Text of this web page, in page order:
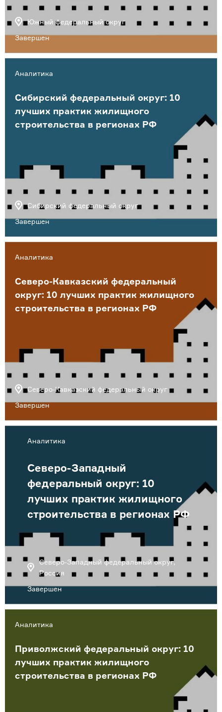
Южный федеральный округ
Завершен
Аналитика
Сибирский федеральный округ: 10
лучших практик жилищного
строительства в регионах РФ
Сибирский федеральный округ
Завершен
Аналитика
Северо-Кавказский федеральный
округ: 10 лучших практик жилищного
строительства в регионах РФ
Северо-Кавказский федеральный округ
Завершен
Аналитика
Северо-Западный
федеральный округ: 10
лучших практик жилищного
строительства в регионах РФ
Северо-Западный федеральный округ,
Россия
Завершен
Аналитика
Приволжский федеральный округ: 10
лучших практик жилищного
строительства в регионах РФ